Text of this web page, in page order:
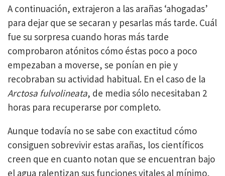
A continuación, extrajeron a las arañas ‘ahogadas’
para dejar que se secaran y pesarlas más tarde. Cuál
fue su sorpresa cuando horas más tarde
comprobaron atónitos cómo éstas poco a poco
empezaban a moverse, se ponían en pie y
recobraban su actividad habitual. En el caso de la
Arctosa fulvolineata, de media sólo necesitaban 2
horas para recuperarse por completo.
Aunque todavía no se sabe con exactitud cómo
consiguen sobrevivir estas arañas, los científicos
creen que en cuanto notan que se encuentran bajo
el agua ralentizan sus funciones vitales al mínimo,